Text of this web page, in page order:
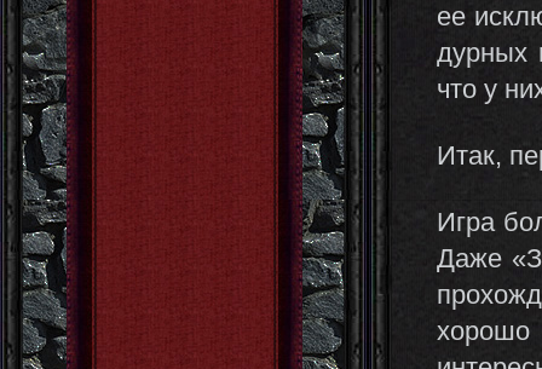
ее
дурных
что у
Итак,
Игра
Даже